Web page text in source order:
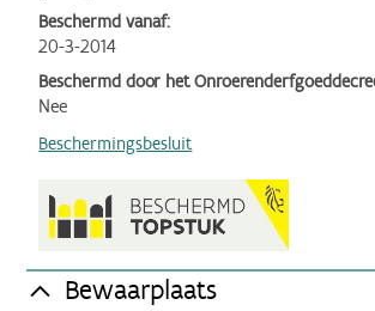
Beschermd vanaf:
20-3-2014
Beschermd door het
Nee
Beschermingsbesluit
Bewaarplaats